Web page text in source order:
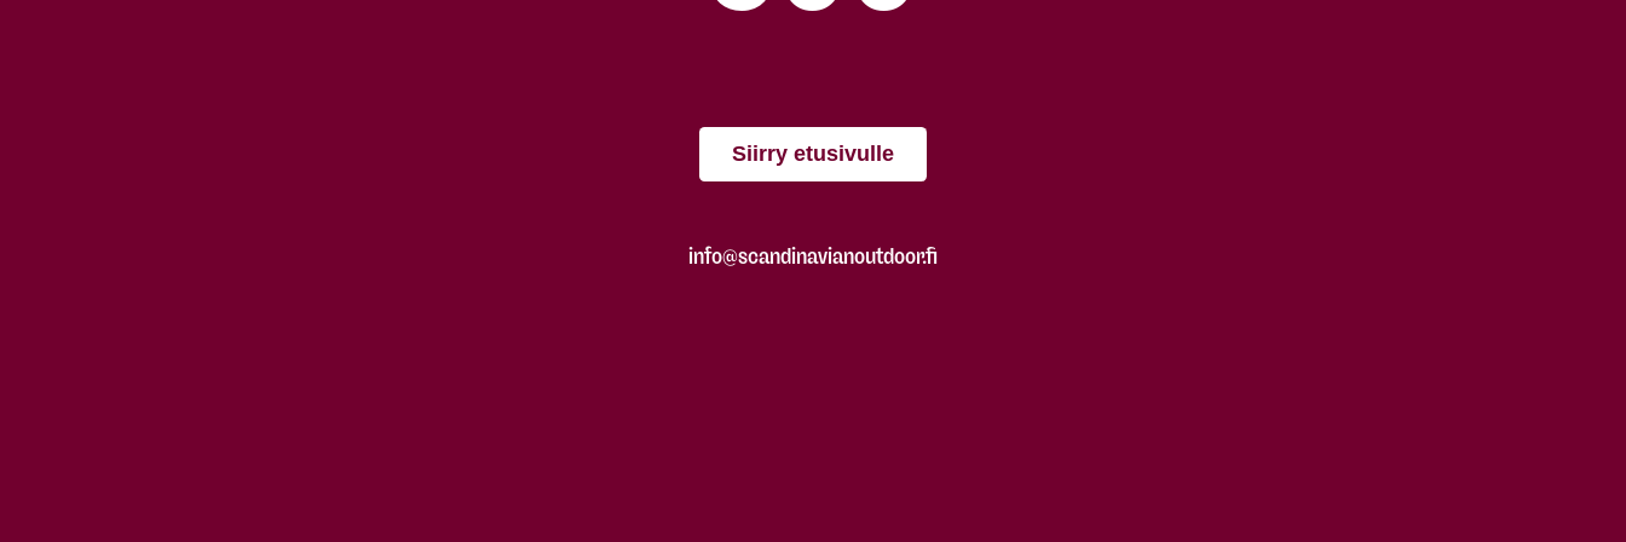
Siirry etusivulle
info@scandinavianoutdoor.fi